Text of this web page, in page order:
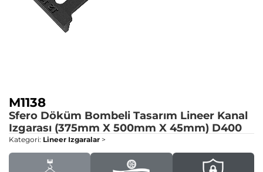
M1138
Sfero Döküm Bombeli Tasarım Lineer Kanal
Izgarası (375mm X 500mm X 45mm) D400
Kategori: Lineer Izgaralar >